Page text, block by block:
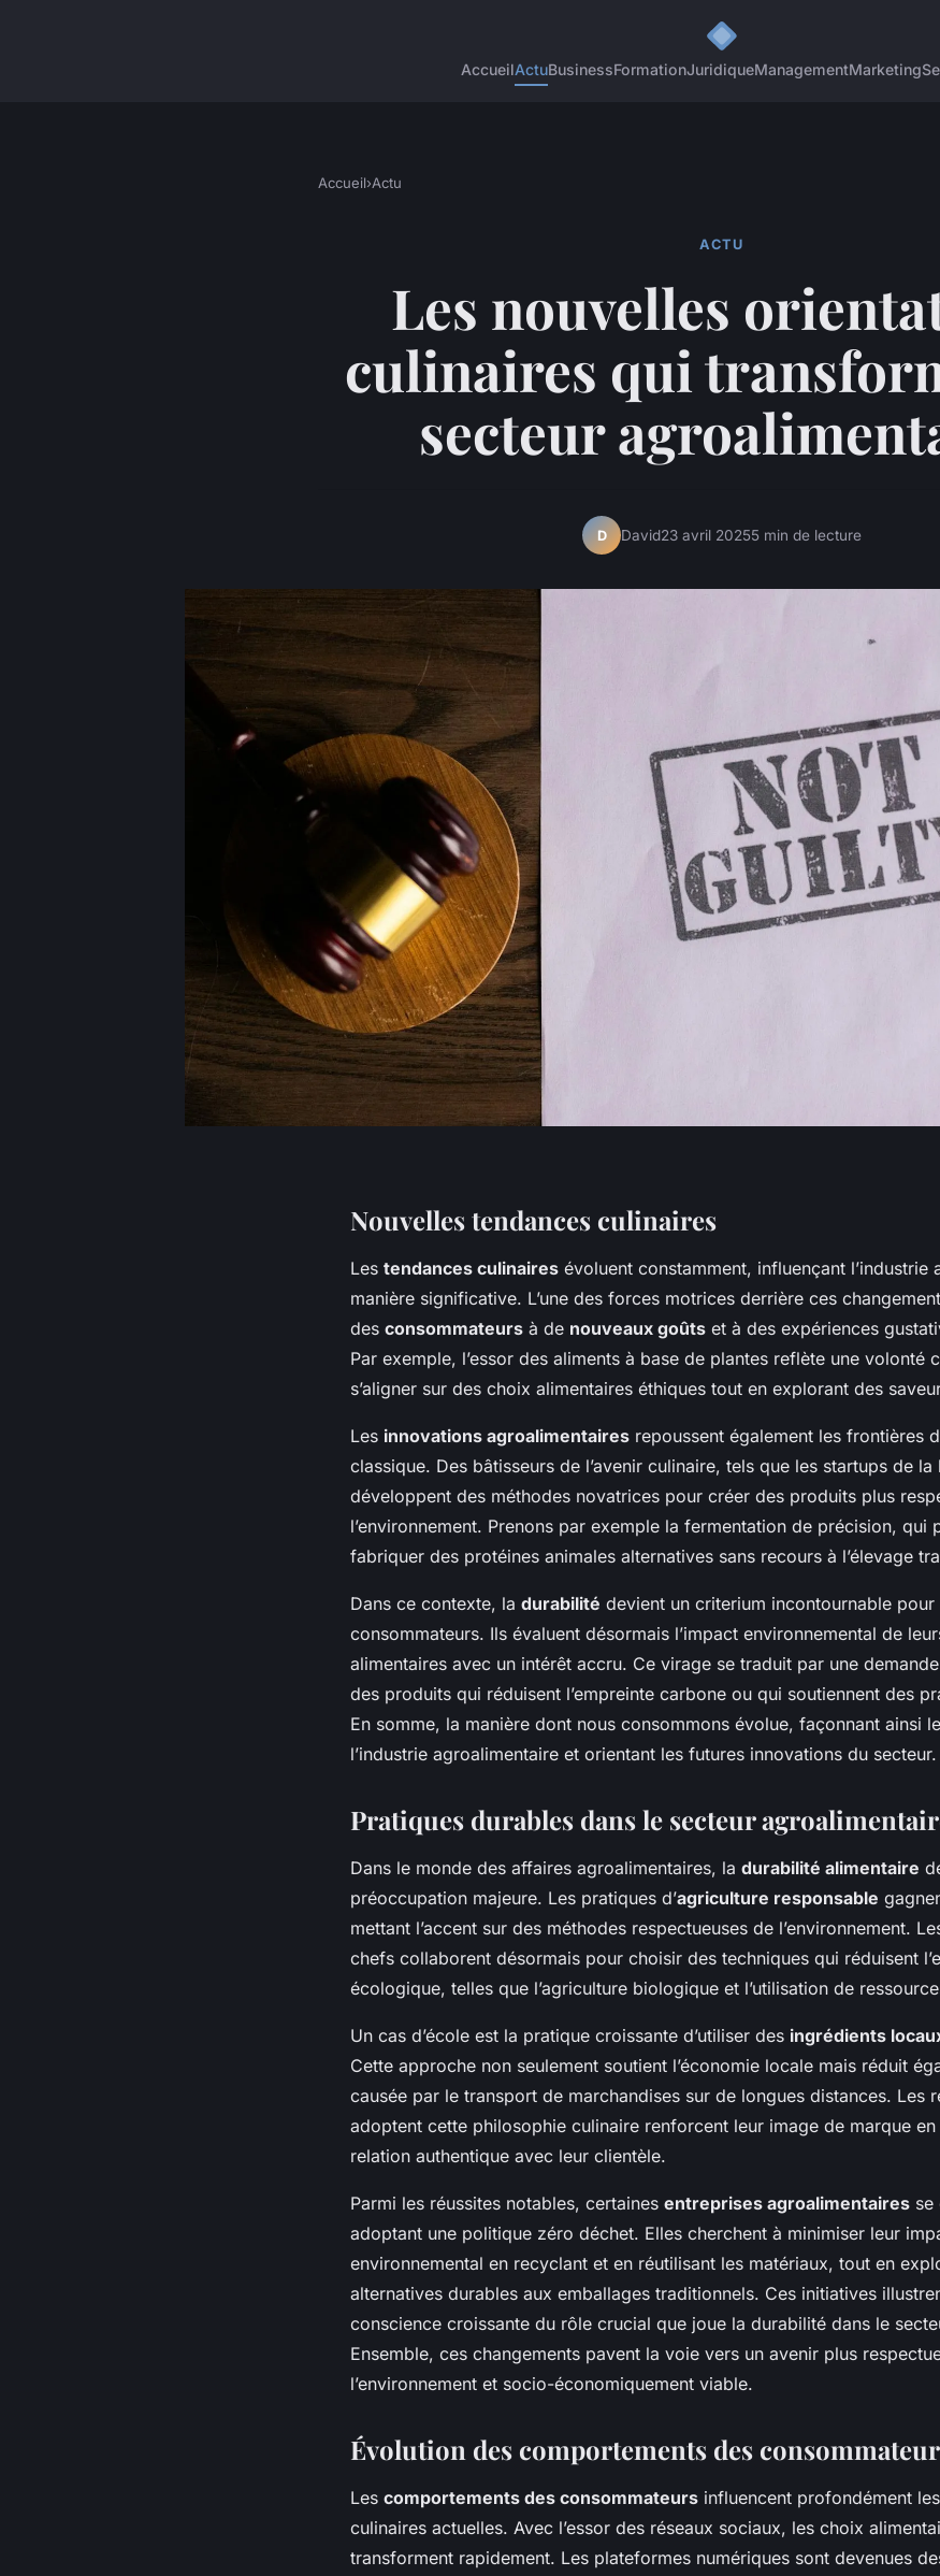
AccueilActuBusinessFormationJuridiqueManagementMarketing
Accueil›Actu
ACTU
Les nouvelles
culinaires qui
secteur
D David23 avril 20255 min de lecture
Nouvelles tendances culinaires
Les tendances culinaires évoluent constamment, influençant l’industrie
manière significative. L’une des forces motrices derrière ces
des consommateurs à de nouveaux goûts et à des expériences
Par exemple, l’essor des aliments à base de plantes reflète une volonté
s’aligner sur des choix alimentaires éthiques tout en explorant des
Les innovations agroalimentaires repoussent également les frontières
classique. Des bâtisseurs de l’avenir culinaire, tels que les startups de
développent des méthodes novatrices pour créer des produits plus
l’environnement. Prenons par exemple la fermentation de précision, qui
fabriquer des protéines animales alternatives sans recours à l’élevage
Dans ce contexte, la durabilité devient un criterium incontournable pour
consommateurs. Ils évaluent désormais l’impact environnemental de
alimentaires avec un intérêt accru. Ce virage se traduit par une
des produits qui réduisent l’empreinte carbone ou qui soutiennent des
En somme, la manière dont nous consommons évolue, façonnant ainsi
l’industrie agroalimentaire et orientant les futures innovations du secteur.
Pratiques durables dans le secteur
Dans le monde des affaires agroalimentaires, la durabilité alimentaire
préoccupation majeure. Les pratiques d’agriculture responsable
mettant l’accent sur des méthodes respectueuses de l’environnement.
chefs collaborent désormais pour choisir des techniques qui réduisent
écologique, telles que l’agriculture biologique et l’utilisation de
Un cas d’école est la pratique croissante d’utiliser des ingrédients
Cette approche non seulement soutient l’économie locale mais réduit
causée par le transport de marchandises sur de longues distances. Les
adoptent cette philosophie culinaire renforcent leur image de marque
relation authentique avec leur clientèle.
Parmi les réussites notables, certaines entreprises agroalimentaires se
adoptant une politique zéro déchet. Elles cherchent à minimiser leur
environnemental en recyclant et en réutilisant les matériaux, tout en
alternatives durables aux emballages traditionnels. Ces initiatives
conscience croissante du rôle crucial que joue la durabilité dans le
Ensemble, ces changements pavent la voie vers un avenir plus
l’environnement et socio-économiquement viable.
Évolution des comportements des
Les comportements des consommateurs influencent profondément
culinaires actuelles. Avec l’essor des réseaux sociaux, les choix
transforment rapidement. Les plateformes numériques sont devenues